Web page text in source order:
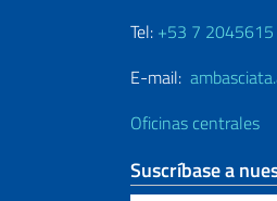
Tel: +53 7 2045615
E-mail:
Oficinas centrales
Suscríbase a